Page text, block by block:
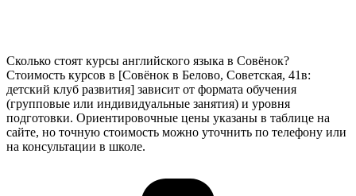
Сколько стоят курсы английского языка в Совёнок?
Стоимость курсов в [Совёнок в Белово, Советская, 41в:
детский клуб развития] зависит от формата обучения
(групповые или индивидуальные занятия) и уровня
подготовки. Ориентировочные цены указаны в таблице на
сайте, но точную стоимость можно уточнить по телефону или
на консультации в школе.